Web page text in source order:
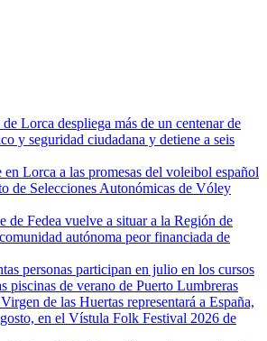
Lorca despliega más de un centenar de
y seguridad ciudadana y detiene a seis
Lorca a las promesas del voleibol español
de Selecciones Autonómicas de Vóley
de Fedea vuelve a situar a la Región de
autónoma peor financiada de
personas participan en julio en los cursos
piscinas de verano de Puerto Lumbreras
de las Huertas representará a España,
en el Vístula Folk Festival 2026 de